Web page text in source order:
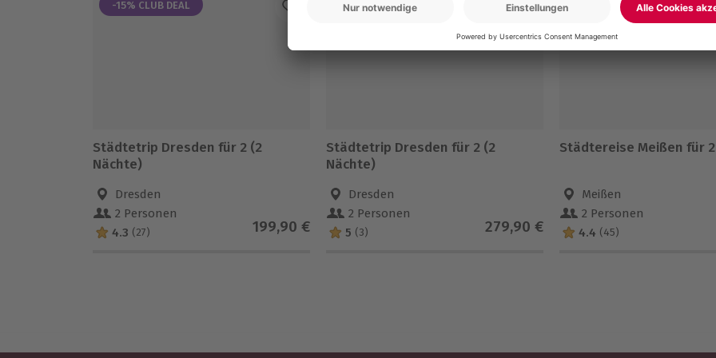
-15% CLUB DEAL
Städtetrip Dresden für 2 (2
Nächte)
Dresden
2 Personen
4.3 (27) 199,90 €
Städtetrip Dresden für 2 (2
Nächte)
Dresden
2 Personen
5 (3) 279,90 €
Städtereise Meißen für
Meißen
2 Personen
4.4 (45)